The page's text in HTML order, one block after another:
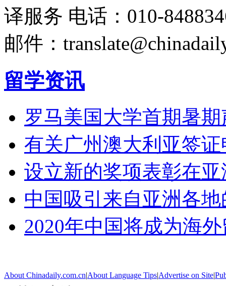
译服务 电话：010-
邮件：
留学资讯
罗马美国大学首期暑
有关广州澳大利亚签
设立新的奖项表彰在
中国吸引来自亚洲各
2020年中国将成为海
About Chinadaily.com.cn|About Language Tips|Advertise on Site|